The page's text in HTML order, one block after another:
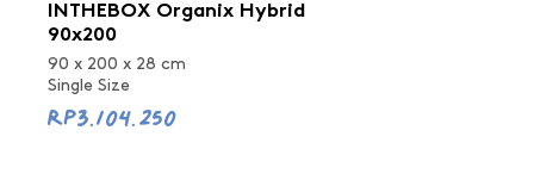
INTHEBOX Organix Hybrid
90x200
90 x 200 x 28 cm
Single Size
Rp3.104.250